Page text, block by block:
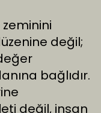
değil;
bağlıdır.
değil, insan